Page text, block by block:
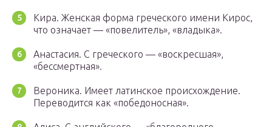
Кира. Женская форма греческого имени Кирос,
что означает — «повелитель», «владыка».
Анастасия. С греческого — «воскресшая»,
«бессмертная».
Вероника. Имеет латинское происхождение.
Переводится как «победоносная».